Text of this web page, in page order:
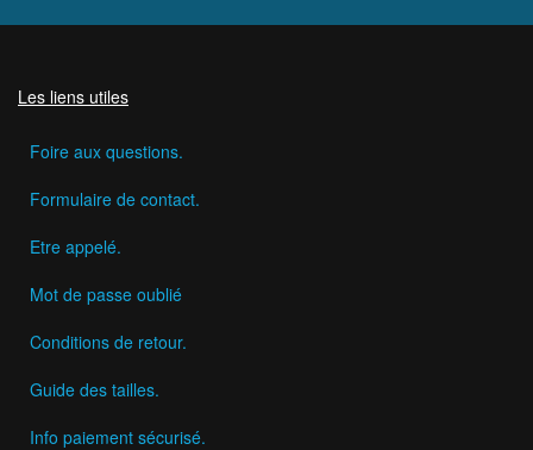
Les liens utiles
Foire aux questions.
Formulaire de contact.
Etre appelé.
Mot de passe oublié
Conditions de retour.
Guide des tailles.
Info paiement sécurisé.